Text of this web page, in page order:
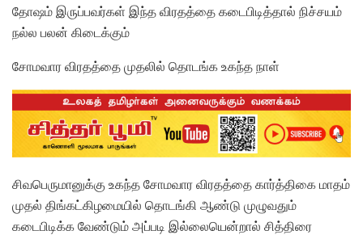
தோஷம் இருப்பவர்கள் இந்த விரதத்தை கடைபிடித்தால் நிச்சயம்
நல்ல பலன் கிடைக்கும்
சோமவார விரதத்தை முதலில் தொடங்க உகந்த நாள்
சிவபெருமானுக்கு உகந்த சோமவார விரதத்தை கார்த்திகை மாதம்
முதல் திங்கட்கிழமையில் தொடங்கி ஆண்டு முழுவதும்
கடைபிடிக்க வேண்டும் அப்படி இல்லையென்றால் சித்திரை